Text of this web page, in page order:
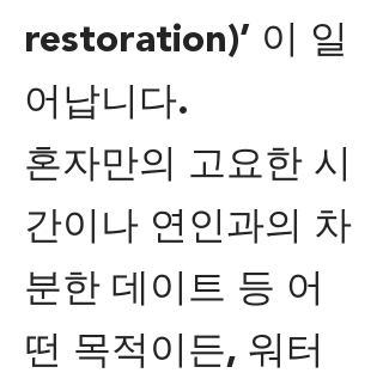
restoration)’ 이 일
어납니다.
혼자만의 고요한 시
간이나 연인과의 차
분한 데이트 등 어
떤 목적이든, 워터